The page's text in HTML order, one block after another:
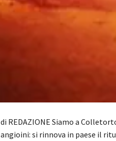
di REDAZIONE Siamo a
angioini: si rinnova in paese il